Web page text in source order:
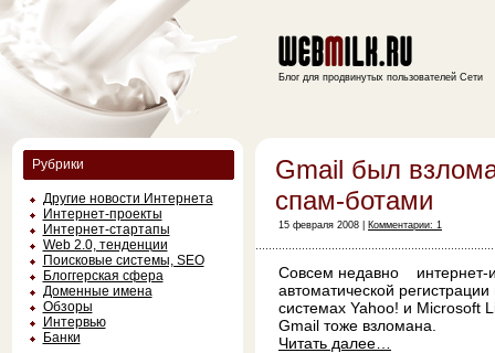
Рубрики
Другие новости Интернета
Интернет-проекты
Интернет-стартапы
Web 2.0, тенденции
Поисковые системы, SEO
Блоггерская сфера
Доменные имена
Обзоры
Интервью
Банки
Блог для продвинутых пользователей Сети
Gmail был
спам-ботами
15 февраля 2008 | Комментарии: 1
Совсем недавно интернет-
автоматической
системах Yahoo! и Microsoft
Gmail тоже взломана.
Читать далее…